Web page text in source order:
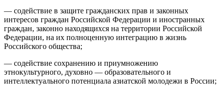
— содействие в защите гражданских прав и законных
интересов граждан Российской Федерации и иностранных
граждан, законно находящихся на территории Российской
Федерации, на их полноценную интеграцию в жизнь
Российского общества;
— содействие сохранению и приумножению
этнокультурного, духовно — образовательного и
интеллектуального потенциала азиатской молодежи в России;